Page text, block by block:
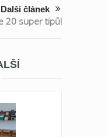
Další článek
20 super tipů!